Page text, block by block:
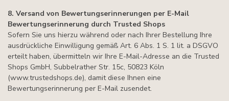
8. Versand von Bewertungserinnerungen per E-Mail
Bewertungserinnerung durch Trusted Shops
Sofern Sie uns hierzu während oder nach Ihrer Bestellung Ihre
ausdrückliche Einwilligung gemäß Art. 6 Abs. 1 S. 1 lit. a DSGVO
erteilt haben, übermitteln wir Ihre E-Mail-Adresse an die Trusted
Shops GmbH, Subbelrather Str. 15c, 50823 Köln
(www.trustedshops.de), damit diese Ihnen eine
Bewertungserinnerung per E-Mail zusendet.